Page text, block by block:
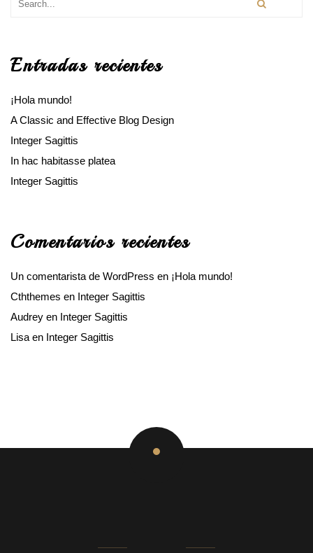
Entradas recientes
¡Hola mundo!
A Classic and Effective Blog Design
Integer Sagittis
In hac habitasse platea
Integer Sagittis
Comentarios recientes
Un comentarista de WordPress en ¡Hola mundo!
Cththemes en Integer Sagittis
Audrey en Integer Sagittis
Lisa en Integer Sagittis